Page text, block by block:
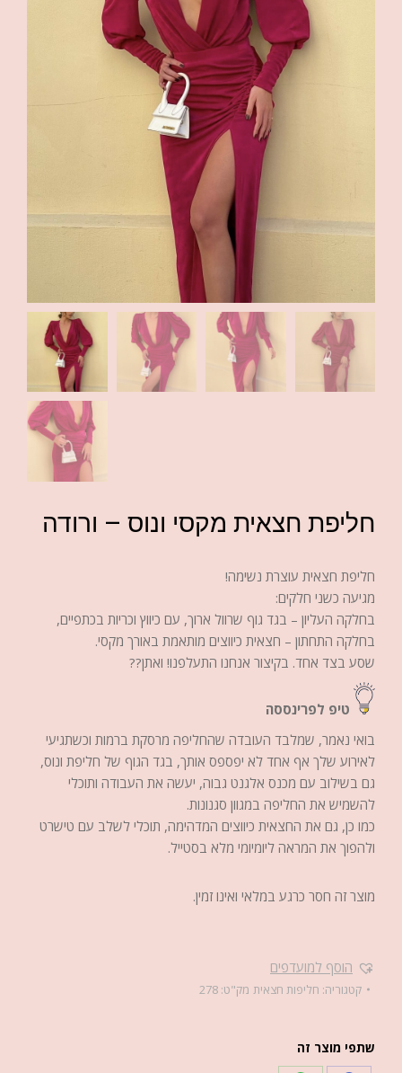
חליפת חצאית מקסי ונוס – ורודה
חליפת חצאית עוצרת נשימה!
מגיעה כשני חלקים:
בחלקה העליון – בגד גוף שרוול ארוך, עם כיווץ וכריות בכתפיים,
בחלקה התחתון – חצאית כיווצים מותאמת באורך מקסי.
שסע בצד אחד. בקיצור אנחנו התעלפנו! ואתן??
טיפ לפרינססה
בואי נאמר, שמלבד העובדה שהחליפה מרסקת ברמות וכשתגיעי
לאירוע שלך אף אחד לא יפספס אותך, בגד הגוף של חליפת ונוס,
גם בשילוב עם מכנס אלגנט גבוה, יעשה את העבודה ותוכלי
להשמיש את החליפה במגוון סגנונות.
כמו כן, גם את החצאית כיווצים המדהימה, תוכלי לשלב עם טישרט
ולהפוך את המראה ליומיומי מלא בסטייל.
מוצר זה חסר כרגע במלאי ואינו זמין.
הוסף למועדפים
קטגוריה: חליפות חצאית מק"ט: 278
שתפי מוצר זה